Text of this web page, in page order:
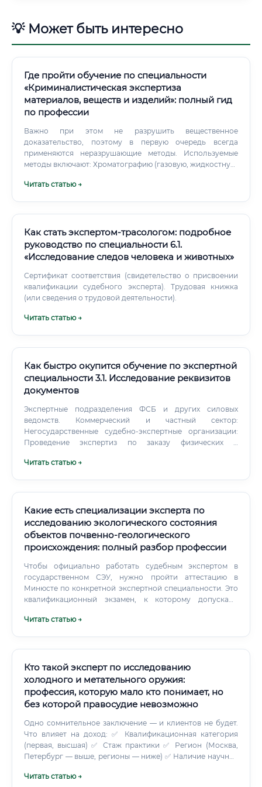
💡 Может быть интересно
Где пройти обучение по специальности
«Криминалистическая экспертиза
материалов, веществ и изделий»: полный гид
по профессии
Важно при этом не разрушить вещественное
доказательство, поэтому в первую очередь всегда
применяются неразрушающие методы. Используемые
методы включают: Хроматографию (газовую, жидкостную,
спектроскопию, атомно-эмиссионный анализ, масс-
методы (измерение плотности, температуры плавления и
т.д.) Составление экспертного заключения Это, пожалуй,
один из самых ответственных этапов. Результаты
официального документа — заключения эксперта.
Читать статью →
Как стать экспертом-трасологом: подробное
руководство по специальности 6.1.
«Исследование следов человека и животных»
Сертификат соответствия (свидетельство о присвоении
квалификации судебного эксперта). Трудовая книжка
(или сведения о трудовой деятельности).
Читать статью →
Как быстро окупится обучение по экспертной
специальности 3.1. Исследование реквизитов
документов
Экспертные подразделения ФСБ и других силовых
ведомств. Коммерческий и частный сектор:
Негосударственные судебно-экспертные организации:
Проведение экспертиз по заказу физических и
крупных банков и корпораций: Внутренний аудит
Читать статью →
Какие есть специализации эксперта по
исследованию экологического состояния
объектов почвенно-геологического
происхождения: полный разбор профессии
Чтобы официально работать судебным экспертом в
государственном СЭУ, нужно пройти аттестацию в
Минюсте по конкретной экспертной специальности. Это
квалификационный экзамен, к которому допускают
подготовки. Для частных экспертов такой обязательной
Читать статью →
Кто такой эксперт по исследованию
холодного и метательного оружия:
профессия, которую мало кто понимает, но
без которой правосудие невозможно
Одно сомнительное заключение — и клиентов не будет.
Что влияет на доход: ✅ Квалификационная категория
(первая, высшая) ✅ Стаж практики ✅ Регион (Москва,
Петербург — выше, регионы — ниже) ✅ Наличие научных
сообществе ✅ Умение работать с защитой — адвокаты
Читать статью →